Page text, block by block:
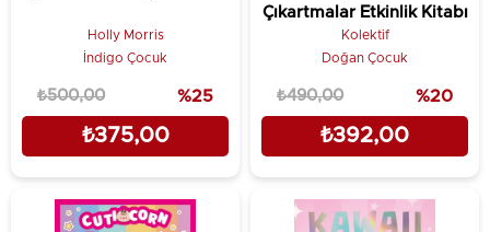
Holly Morris
İndigo Çocuk
₺375,00
₺500,00 %25
Çıkartmalar Etkinlik Kitabı
Kolektif
Doğan Çocuk
₺392,00
₺490,00 %20